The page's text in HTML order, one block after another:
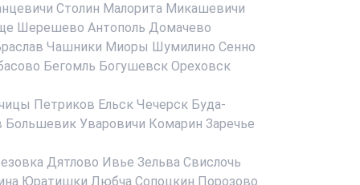
Столин Малорита Микашевичи
Шерешево Антополь Домачево
Чашники Миоры Шумилино Сенно
Бегомль Богушевск Ореховск
Петриков Ельск Чечерск Буда-
Большевик Уваровичи Комарин Заречье
Дятлово Ивье Зельва Свислочь
Юратишки Любча Сопоцкин Порозово